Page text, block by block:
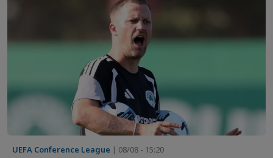
UEFA Conference League | 08/08 - 15:20